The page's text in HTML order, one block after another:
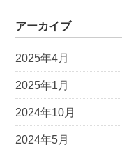
アーカイブ
2025年4月
2025年1月
2024年10月
2024年5月